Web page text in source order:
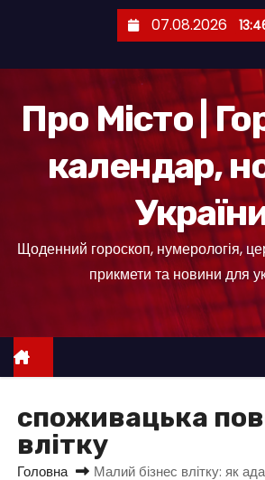
е
07.08.2026
Про Місто |
календар,
Щоденний гороскоп, нумерологія,
прикмети та новини для
споживацька
влітку
Головна Малий бізнес влітку: як